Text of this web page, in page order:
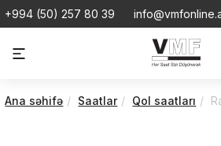
+994 (50) 257 80 39
Ana səhifə Saatlar Qol saatları